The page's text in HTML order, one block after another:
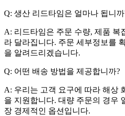
Q: 생산 리드타임은 얼마나 됩니까
A: 리드타임은 주문 수량, 제품 복
라 달라집니다. 주문 세부정보를
을 알려드리겠습니다.
Q: 어떤 배송 방법을 제공합니까?
A: 우리는 고객 요구에 따라 해상
을 지원합니다. 대량 주문의 경우
장 경제적인 옵션입니다.